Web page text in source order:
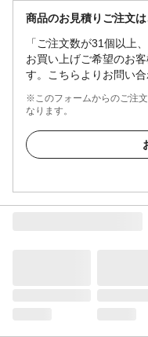
商品のお見積りご注文
「ご注文数が31個以上
お買い上げご希望のお
す。こちらよりお問い合
※このフォームからのご注
なります。